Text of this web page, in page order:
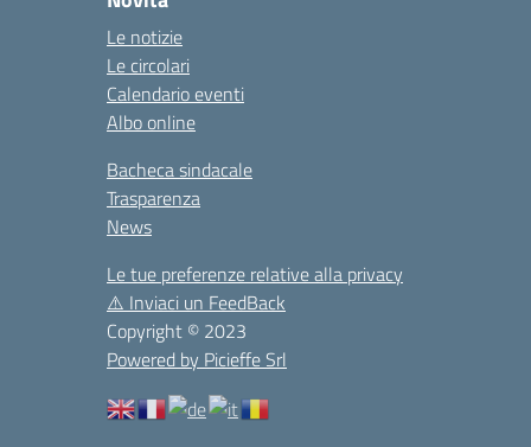
Le notizie
Le circolari
Calendario eventi
Albo online
Bacheca sindacale
Trasparenza
News
Le tue preferenze relative alla privacy
⚠️ Inviaci un FeedBack
Copyright © 2023
Powered by Picieffe Srl